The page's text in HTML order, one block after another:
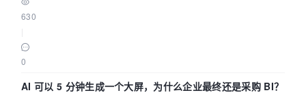
630
0
AI 可以 5 分钟生成一个大屏，为什么企业最终还是采购 BI？